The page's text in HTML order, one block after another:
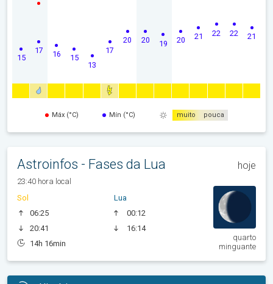
15
17 16 15
13
17
20 20 19 20 21 22 22 21
Máx (°C) Mín (°C) muito pouca
Astroinfos - Fases da Lua hoje
23:40 hora local
Sol
06:25
20:41
14h 16min
Lua
00:12
16:14
quarto
minguante